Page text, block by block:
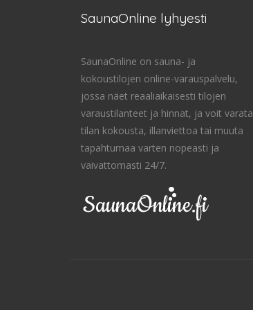
SaunaOnline lyhyesti
SaunaOnline on sauna- ja
kokoustilojen online-varauspalvelu,
jossa näet reaaliaikaisesti tilojen
varaustilanteet ja hinnat, ja voit varata
tilan kokousta, illanviettoa tai muuta
tapahtumaa varten nopeasti ja
vaivattomasti 24/7.